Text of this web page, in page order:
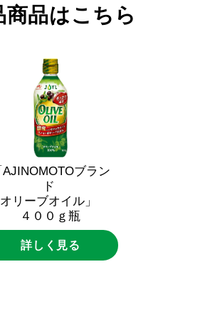
商品はこちら
AJINOMOTOブラン
ド
オリーブオイル」
４００ｇ瓶
詳しく見る